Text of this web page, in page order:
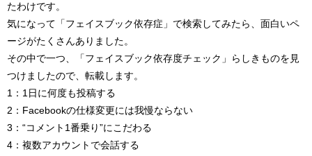
たわけです。
気になって「フェイスブック依存症」で検索してみたら、面白いペ
ージがたくさんありました。
その中で一つ、「フェイスブック依存度チェック」らしきものを見
つけましたので、転載します。
1：1日に何度も投稿する
2：Facebookの仕様変更には我慢ならない
3：“コメント1番乗り”にこだわる
4：複数アカウントで会話する